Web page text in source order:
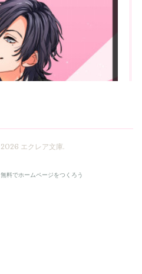
2026 エクレア文庫.
AmebaOwnd
無料でホームページをつくろう